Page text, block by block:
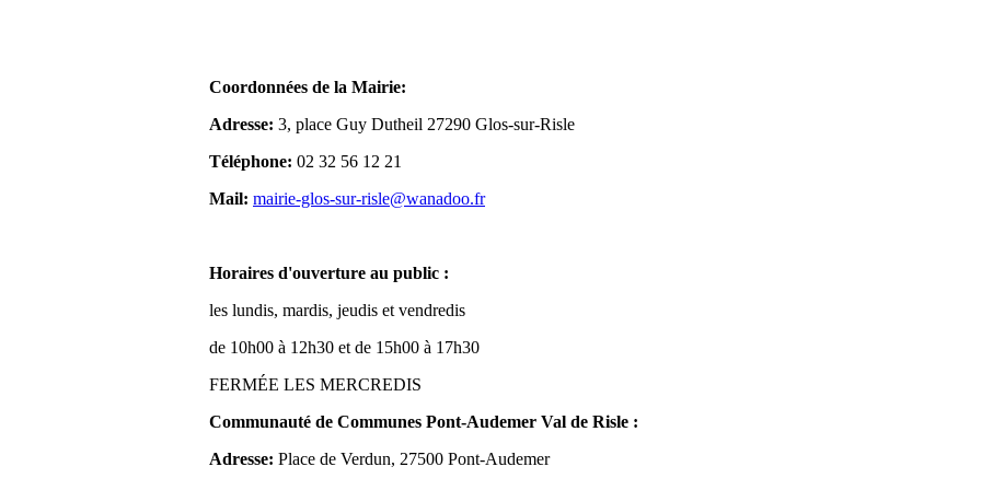
Coordonnées de la Mairie:
Adresse: 3, place Guy Dutheil 27290 Glos-sur-Risle
Téléphone: 02 32 56 12 21
Mail: mairie-glos-sur-risle@wanadoo.fr
Horaires d'ouverture au public :
les lundis, mardis, jeudis et vendredis
de 10h00 à 12h30 et de 15h00 à 17h30
FERMÉE LES MERCREDIS
Communauté de Communes Pont-Audemer Val de Risle :
Adresse: Place de Verdun, 27500 Pont-Audemer